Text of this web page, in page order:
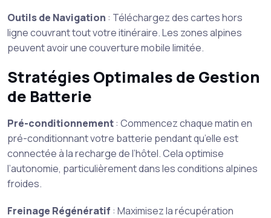
Outils de Navigation : Téléchargez des cartes hors
ligne couvrant tout votre itinéraire. Les zones alpines
peuvent avoir une couverture mobile limitée.
Stratégies Optimales de Gestion
de Batterie
Pré-conditionnement: Commencez chaque matin en
pré-conditionnant votre batterie pendant qu’elle est
connectée à la recharge de l’hôtel. Cela optimise
l’autonomie, particulièrement dans les conditions alpines
froides.
Freinage Régénératif : Maximisez la récupération